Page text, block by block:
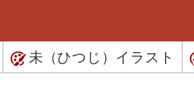
未（ひつじ） イラスト